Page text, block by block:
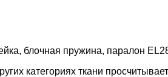
блочная пружина, паралон
категориях ткани